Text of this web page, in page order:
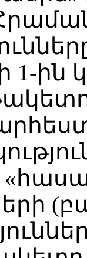
1-ին